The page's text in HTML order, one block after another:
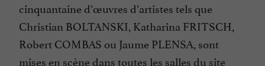
cinquantaine d’œuvres d’artistes tels que
Christian BOLTANSKI, Katharina FRITSCH,
Robert COMBAS ou Jaume PLENSA, sont
mises en scène dans toutes les salles du site